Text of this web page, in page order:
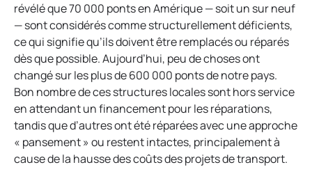
révélé que 70 000 ponts en Amérique — soit un sur neuf
— sont considérés comme structurellement déficients,
ce qui signifie qu’ils doivent être remplacés ou réparés
dès que possible. Aujourd’hui, peu de choses ont
changé sur les plus de 600 000 ponts de notre pays.
Bon nombre de ces structures locales sont hors service
en attendant un financement pour les réparations,
tandis que d’autres ont été réparées avec une approche
« pansement » ou restent intactes, principalement à
cause de la hausse des coûts des projets de transport.